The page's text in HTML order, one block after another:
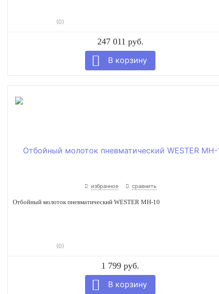
(0)
247 011 руб.
избранное сравнить
Отбойный молоток пневматический WESTER MH-10
(0)
1 799 руб.